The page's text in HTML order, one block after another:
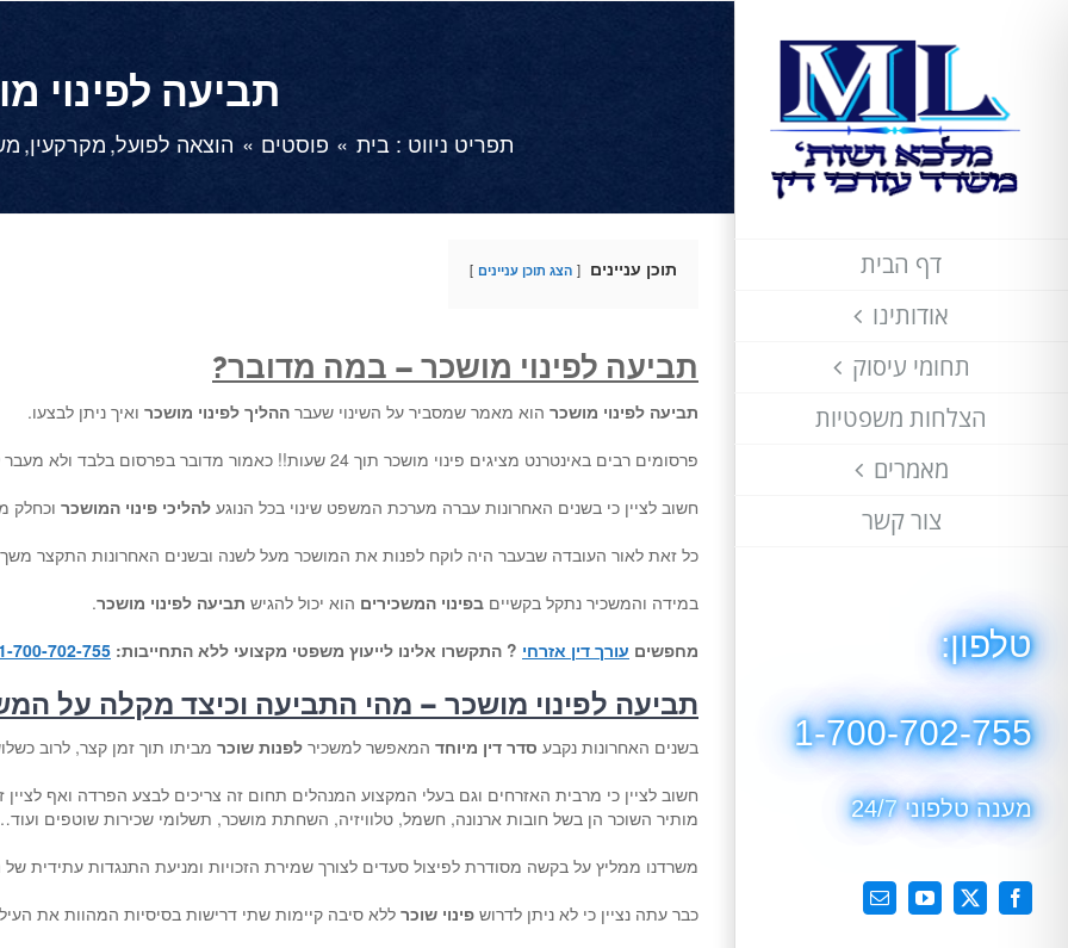
דף הבית
אודותינו
תחומי עיסוק
הצלחות משפטיות
מאמרים
צור קשר
טלפון:
1-700-702-755
מענה טלפוני 24/7
Facebook
X
YouTubeכתובת
תביעה לפינוי
תפריט ניווט : בית פוסטים הוצאה לפועל מקרקעין
תוכן עניינים הצג תוכן עניינים
תביעה לפינוי מושכר – במה מדובר?
תביעה לפינוי מושכר הוא מאמר שמסביר על השינוי שעבר ההליך לפינוי מושכר ואיך ניתן לבצעו.
פרסומים רבים באינטרנט מציגים פינוי מושכר תוך 24 שעות!! כאמור מדובר בפרסום בלבד ולא מעבר לכך.
חשוב לציין כי בשנים האחרונות עברה מערכת המשפט שינוי בכל הנוגע להליכי פינוי המושכר וכחלק
כל זאת לאור העובדה שבעבר היה לוקח לפנות את המושכר מעל לשנה ובשנים האחרונות התקצר משך
במידה והמשכיר נתקל בקשיים בפינוי המשכירים הוא יכול להגיש תביעה לפינוי מושכר.
מחפשים עורך דין אזרחי ? התקשרו אלינו לייעוץ משפטי מקצועי ללא התחייבות: 1-700-702-755
תביעה לפינוי מושכר – מהי התביעה וכיצד מקלה על
בשנים האחרונות נקבע סדר דין מיוחד המאפשר למשכיר לפנות שוכר מביתו תוך זמן קצר, לרוב
חשוב לציין כי מרבית האזרחים וגם בעלי המקצוע המנהלים תחום זה צריכים לבצע הפרדה ואף
מותיר השוכר הן בשל חובות ארנונה, חשמל, טלוויזיה, השחתת מושכר, תשלומי שכירות שוטפים
משרדנו ממליץ על בקשה מסודרת לפיצול סעדים לצורך שמירת הזכויות ומניעת התנגדות עתידית של
כבר עתה נציין כי לא ניתן לדרוש פינוי שוכר ללא סיבה קיימות שתי דרישות בסיסיות המהוות את